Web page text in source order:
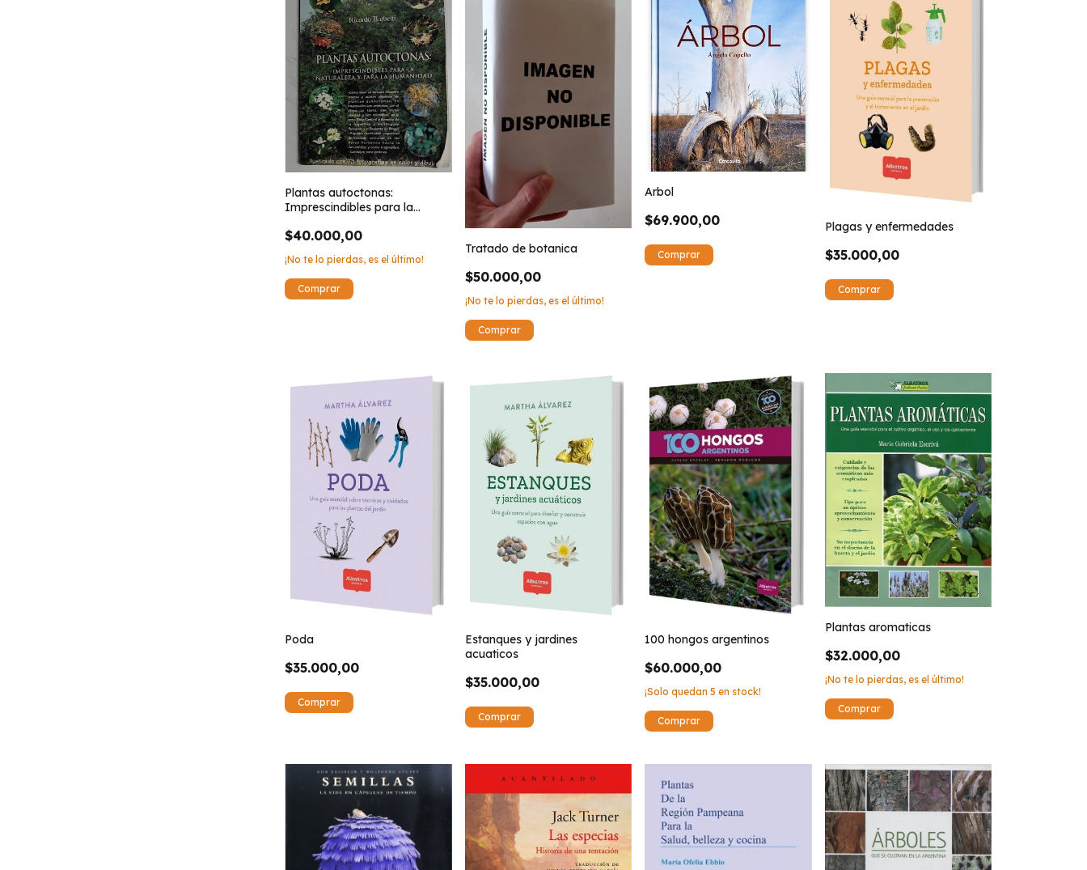
Plantas autoctonas:
Imprescindibles para la
humanidad
$40.000,00
¡No te lo pierdas, es el último!
Tratado de botanica
$50.000,00
¡No te lo pierdas, es el último!
Arbol
$69.900,00 Plagas y enfermedades
$35.000,00
Poda
$35.000,00
Estanques y jardines
acuaticos
$35.000,00
100 hongos argentinos
$60.000,00
¡Solo quedan5 en stock!
Plantas aromaticas
$32.000,00
¡No te lo pierdas, es el último!